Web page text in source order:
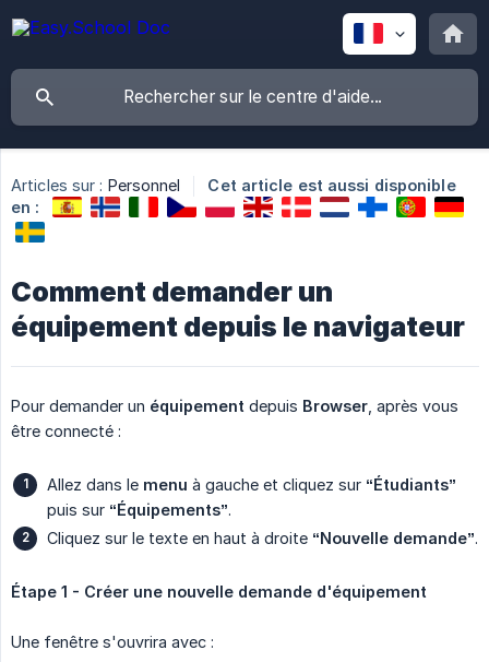
Articles sur : Personnel
Cet article est aussi disponible
en :
Comment demander un
équipement depuis le navigateur
Pour demander un équipement depuis Browser , après vous
être connecté :
Allez dans le menu à gauche et cliquez sur “Étudiants”
puis sur “Équipements”.
Cliquez sur le texte en haut à droite “Nouvelle demande”.
Étape 1 - Créer une nouvelle demande d'équipement
Une fenêtre s'ouvrira avec :